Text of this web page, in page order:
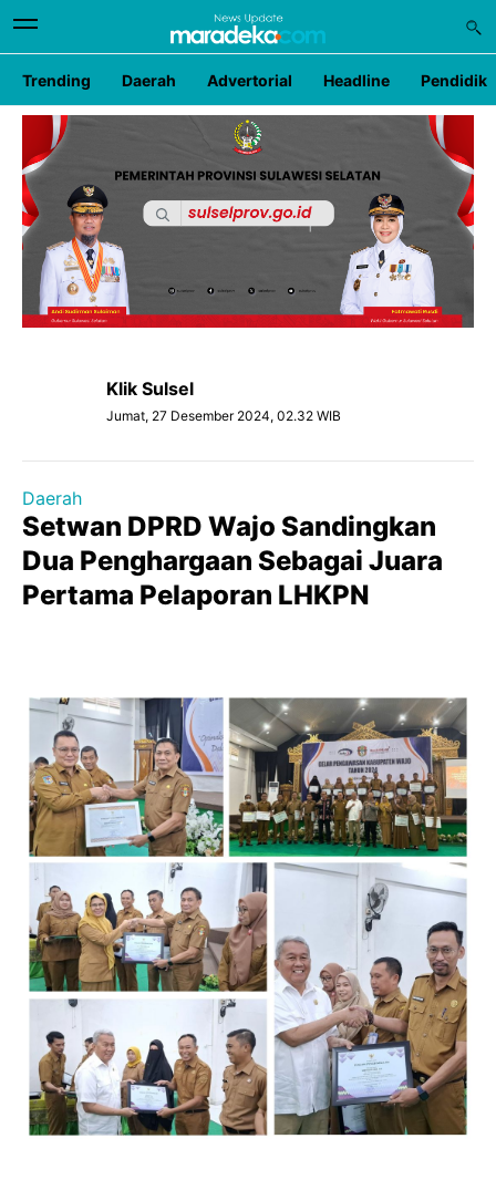
Trending Daerah Advertorial Headline
Klik Sulsel
Jumat, 27 Desember 2024, 02.32 WIB
Daerah
Setwan DPRD Wajo Sandingkan
Dua Penghargaan Sebagai Juara
Pertama Pelaporan LHKPN